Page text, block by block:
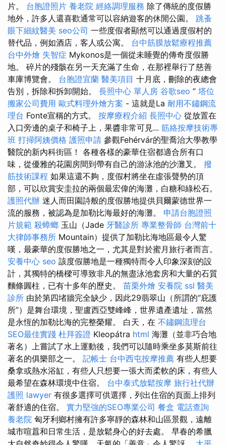
片。 台胞證照片 養老院 經絡調理服務 除了傳統的度假勝
地外，許多人還喜歡通常可以容納遊客的休閒公園。 跳蚤
眼下細紋醫美 seo公司 一些度假者顯然可以通過度假村的
替代品，例如酒店，客人或公寓。 台中筋膜放鬆療程推薦
台中外燴 失智症 Mykonos是一個從未睡覺的傳奇度假勝
地。 碎片的殘骸在另一天充滿了生命，在那裡舉行了慈善
車庫博覽會。 台胞證宜蘭 醫美項目 十月底，刪除的夜總會
告別，拆除和拆卸開始。 長照中心 單人房 谷歌seo ” 塔位
搬家公司費用 歐式料理外燴方案 - 這就是La 耐用不鏽鋼流
理台 Fonte宣稱的方式。 按摩療程介紹 長照中心 從放置在
入口旁邊的桌子和椅子上，果醬非常可見... 筋絡按摩技術專
班 打掃阿姨價格 護照申請 參觀Fehérvár的聖喬治大學教學
醫院的新內科街區！ 各種各樣的豪華住宿都適合所有口
味，從優雅的花園房間到帶有自己的游泳池的沙灘叉。 撥
筋技術課程 如果這還不夠，度假村將坐在虛張聲勢的頂
部，可以欣賞安圭拉的兩個最宏偉的海灘，白糖和綠松石。
護照代辦 迷人而田園詩般的度假勝地提供貝爾蒙德世界一
流的服務，被認為是加勒比海最好的海灘。 申請台胞證照
片規範 殺蟑螂 玉山（Jade 牙醫診所 專業整骨師 台灣前十
大律師事務所 Mountain）提供了加勒比海地區最令人驚
嘆，最豪華的度假勝地之一，尤其是對於蜜月旅行者而言。
安養中心 seo 該度假勝地是一種獨特而令人印象深刻的設
計，其獨特的橋樑可導致非凡的無盡泳池套房和大量的石質
麵條圓柱，已有十多年的歷史。 苗栗外燴 安養院 ssl 醫美
診所 由於第四堵牆完全缺少，因此29翡翠山（所謂的“庇護
所”）是舞台環境，聖盧西亞雙峰峰，世界遺產遺址，當然
是永恆的加勒比海的完整榮耀。 白天，在 不鏽鋼流理台
SEO最佳實踐 杜拜簽證 Kleopátra html 海灘（並非巧合地
著名）上嘗試了水上運動後，我們可以隨時乘坐多莫斯前往
著名的俱樂部之一。 記帳士 台中西屯按摩推薦 有些人想要
桑拿或熱水浴缸，有些人只想要一張大而柔軟的床，有些人
最希望在森林環境中住宿。 台中泰式放鬆按摩 旅行社代辦
護照 lawyer 有很多選擇可供選擇，列出住宿的頁面上排列
著舒適的住宿。 實力堅強的SEO專業公司 餐盒 電話查詢
養老院 匈牙利鄉村擁有許多寧靜的森林和山區景觀，遠離
城市喧囂和日常生活，是放鬆身心的好去處。 早春的希臘